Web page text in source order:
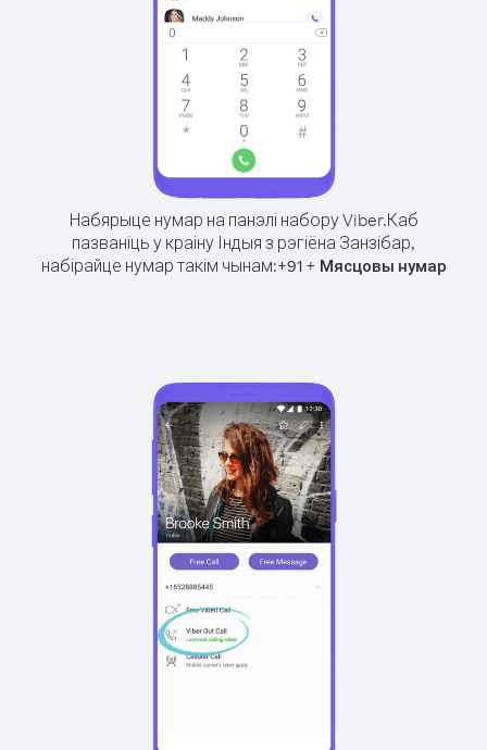
Набярыце нумар на панэлі набору Viber.Каб
пазваніць у краіну Індыя з рэгіёна Занзібар,
набірайце нумар такім чынам:+91+ Мясцовы нумар